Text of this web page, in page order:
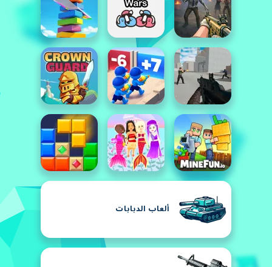
ألعاب الدبابات